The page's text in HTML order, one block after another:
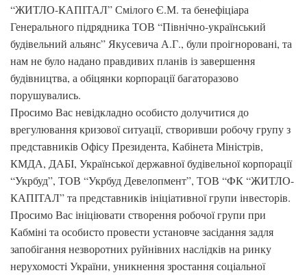
“ЖИТЛО-КАПІТАЛ” Смілого Є.М. та бенефіціара
Генерального підрядника ТОВ “Північно-український
будівельний альянс” Якусевича А.Г., були проігноровані, та
нам не було надано правдивих планів із завершення
будівництва, а обіцянки корпорації багаторазово
порушувались.
Просимо Вас невідкладно особисто долучитися до
врегулювання кризової ситуації, створивши робочу групу з
представників Офісу Президента, Кабінета Міністрів,
КМДА, ДАБІ, Української державної будівельної корпорації
“Укрбуд”, ТОВ “Укрбуд Девелопмент”, ТОВ “ФК “ЖИТЛО-
КАПІТАЛ” та представників ініціативної групи інвесторів.
Просимо Вас ініціювати створення робочої групи при
Кабміні та особисто провести установче засідання задля
запобігання незворотних руйнівних наслідків на ринку
нерухомості України, уникнення зростання соціальної